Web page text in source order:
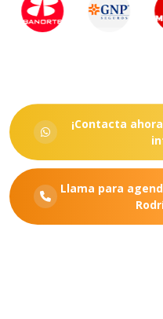
¡Contacta
Llama para